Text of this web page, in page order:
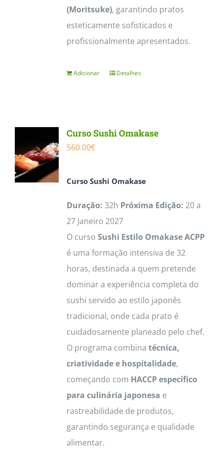
(Moritsuke), garantindo pratos
esteticamente sofisticados e
profissionalmente apresentados.
Adicionar Detalhes
Curso Sushi Omakase
560.00€
Curso Sushi Omakase
Duração: 32h Próxima Edição: 20 a
27 Janeiro 2027
O curso Sushi Estilo Omakase ACPP
é uma formação intensiva de 32
horas, destinada a quem pretende
dominar a experiência completa do
sushi servido ao estilo japonês
tradicional, onde cada prato é
cuidadosamente planeado pelo chef.
O programa combina técnica,
criatividade e hospitalidade,
começando com HACCP específico
para culinária japonesa e
rastreabilidade de produtos,
garantindo segurança e qualidade
alimentar.